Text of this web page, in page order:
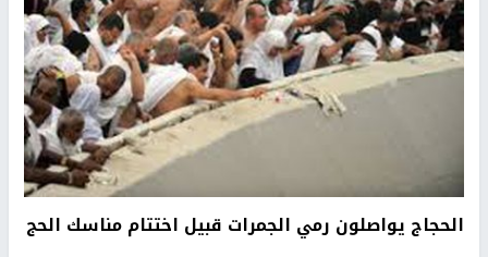
الحجاج يواصلون رمي الجمرات قبيل اختتام مناسك الحج